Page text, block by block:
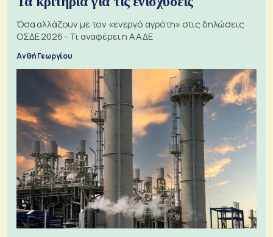
Όσα αλλάζουν με τον «ενεργό αγρότη» στις δηλώσεις
ΟΣΔΕ 2026 - Τι αναφέρει η ΑΑΔΕ
Ανθή Γεωργίου